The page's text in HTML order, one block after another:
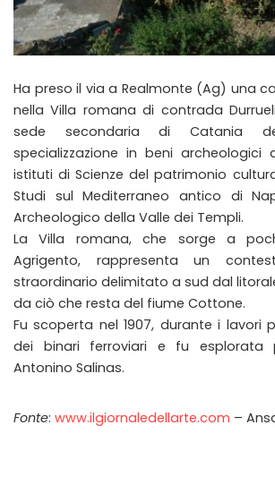
Ha preso il via a Realmonte (Ag) una
nella Villa romana di contrada
sede secondaria di Catania
specializzazione in beni archeologici
istituti di Scienze del patrimonio
Studi sul Mediterraneo antico di
Archeologico della Valle dei Templi.
La Villa romana, che sorge a
Agrigento, rappresenta un
straordinario delimitato a sud dal
da ciò che resta del fiume Cottone.
Fu scoperta nel 1907, durante i lavori
dei binari ferroviari e fu esplorata
Antonino Salinas.
Fonte: www.ilgiornaledellarte.com –